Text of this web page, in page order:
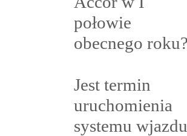
połowie
obecnego
Jest termin
uruchomienia
systemu wjazdu